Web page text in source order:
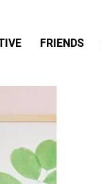
FRIENDS